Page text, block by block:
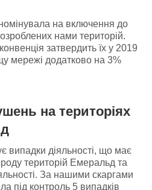
номінувала на включення до
нами територій.
затвердить їх у 2019
мережі додатково на 3%
натериторіях
випадки діяльності, що має
територій Емеральд та
За нашими скаргами
під контроль 5 випадків